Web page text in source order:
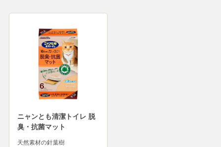
ニャンとも清潔トイレ 脱
臭・抗菌マット
天然素材の針葉樹